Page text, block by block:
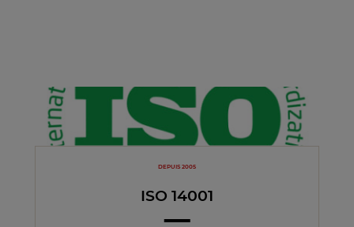
DEPUIS 2005
ISO 14001